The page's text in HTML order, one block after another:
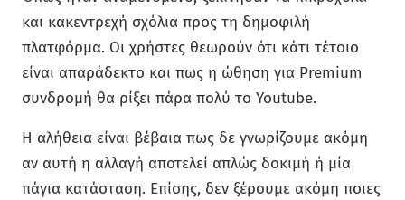
και κακεντρεχή σχόλια προς τη δημοφιλή
πλατφόρμα. Οι χρήστες θεωρούν ότι κάτι τέτοιο
είναι απαράδεκτο και πως η ώθηση για Premium
συνδρομή θα ρίξει πάρα πολύ το Youtube.
Η αλήθεια είναι βέβαια πως δε γνωρίζουμε ακόμη
αν αυτή η αλλαγή αποτελεί απλώς δοκιμή ή μία
πάγια κατάσταση. Επίσης, δεν ξέρουμε ακόμη ποιες